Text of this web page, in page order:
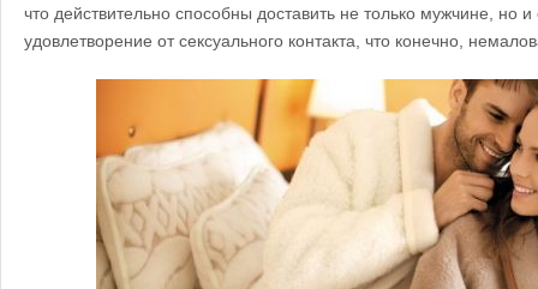
что действительно способны доставить не только мужчине, но
удовлетворение от сексуального контакта, что конечно,